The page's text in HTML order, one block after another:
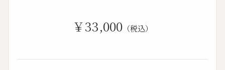
￥33,000（税込）